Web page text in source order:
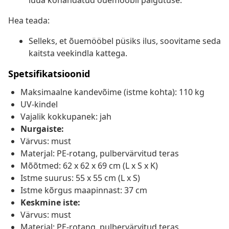
Hea teada:
Selleks, et õuemööbel püsiks ilus, soovitame seda
kaitsta veekindla kattega.
Spetsifikatsioonid
Maksimaalne kandevõime (istme kohta): 110 kg
UV-kindel
Vajalik kokkupanek: jah
Nurgaiste:
Värvus: must
Materjal: PE-rotang, pulbervärvitud teras
Mõõtmed: 62 x 62 x 69 cm (L x S x K)
Istme suurus: 55 x 55 cm (L x S)
Istme kõrgus maapinnast: 37 cm
Keskmine iste:
Värvus: must